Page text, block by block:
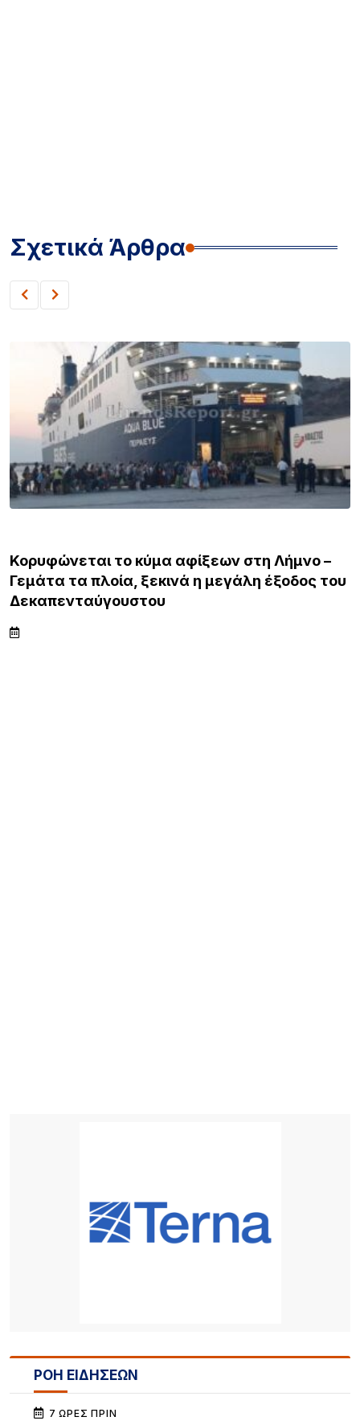
Σχετικά Άρθρα
Κορυφώνεται το κύμα αφίξεων στη Λήμνο –
Γεμάτα τα πλοία, ξεκινά η μεγάλη έξοδος του
Δεκαπενταύγουστου
ΡΟΗ ΕΙΔΗΣΕΩΝ
7 ΏΡΕΣ ΠΡΙΝ